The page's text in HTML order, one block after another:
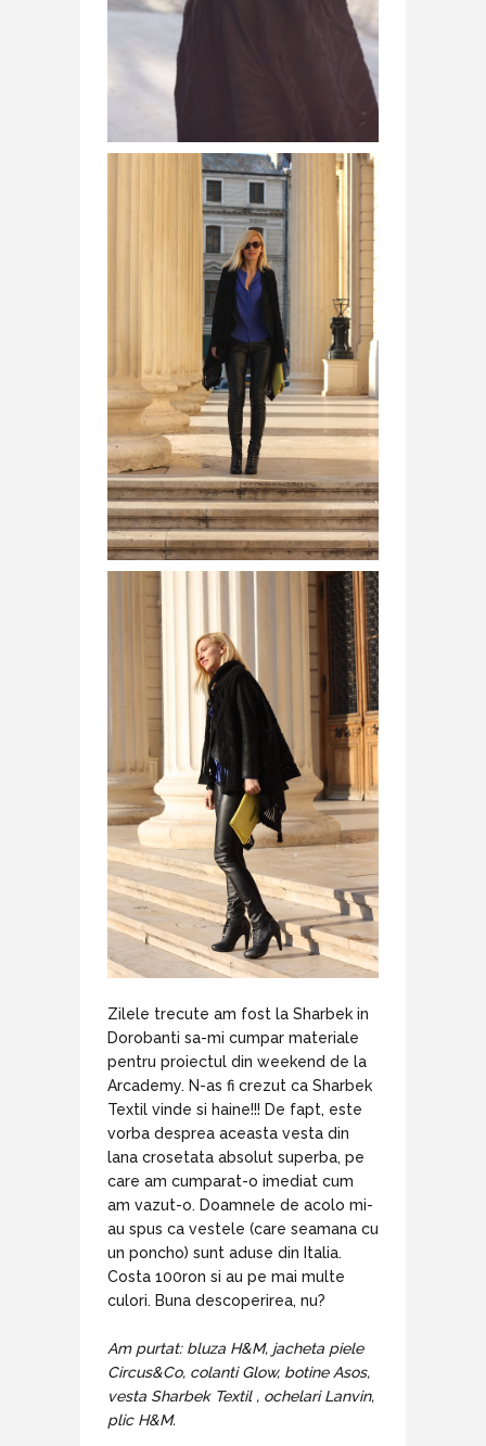
Zilele trecute am fost la Sharbek in
Dorobanti sa-mi cumpar materiale
pentru proiectul din weekend de la
Arcademy. N-as fi crezut ca Sharbek
Textil vinde si haine!!! De fapt, este
vorba desprea aceasta vesta din
lana crosetata absolut superba, pe
care am cumparat-o imediat cum
am vazut-o. Doamnele de acolo mi-
au spus ca vestele (care seamana cu
un poncho) sunt aduse din Italia.
Costa 100ron si au pe mai multe
culori. Buna descoperirea, nu?
Am purtat: bluza H&M, jacheta piele
Circus&Co, colanti Glow, botine Asos,
vesta Sharbek Textil , ochelari Lanvin,
plic H&M.